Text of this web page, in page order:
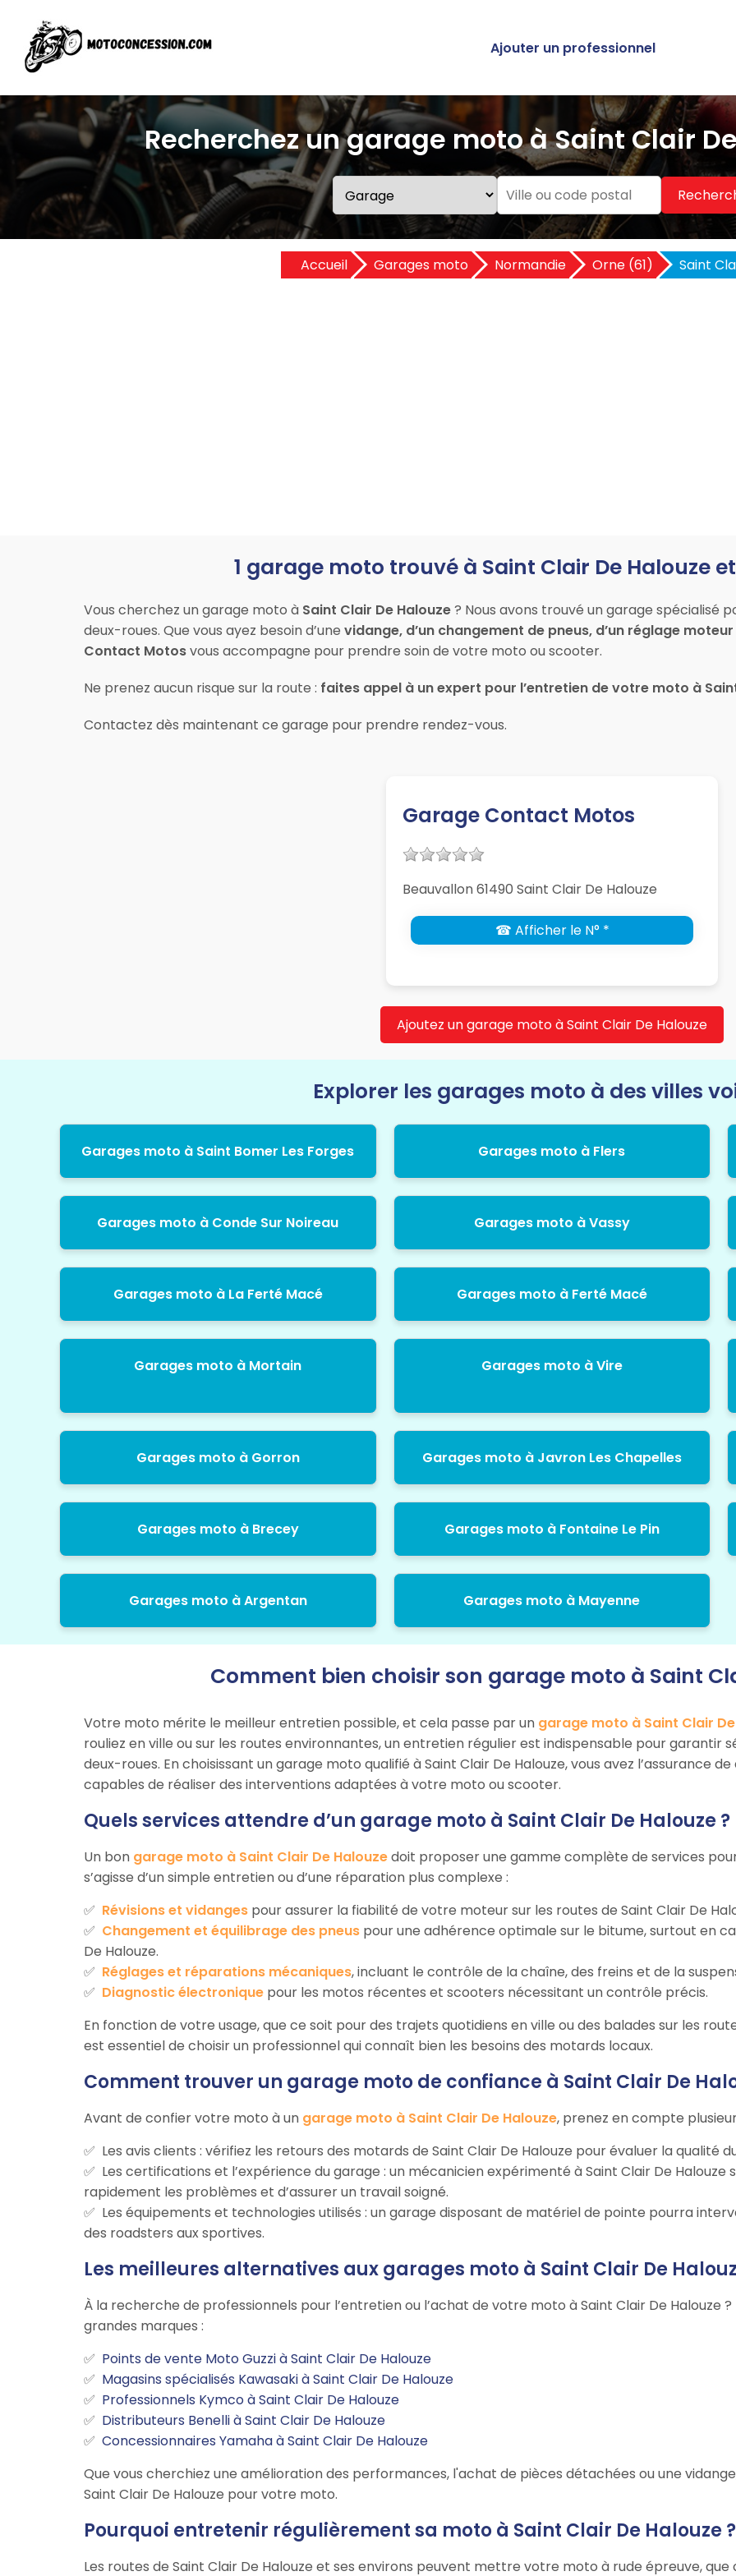
Ajouter un professionnel
Recherchez un garage moto à Saint Clair
Accueil Garages moto Normandie Orne (61) Saint
1 garage moto trouvé à Saint Clair De Halouze
Vous cherchez un garage moto à Saint Clair De Halouze? Nous avons trouvé un garage spécialisé
deux-roues. Que vous ayez besoin d’une vidange, d’un changement de pneus, d’un réglage
Contact Motosvous accompagne pour prendre soin de votre moto ou scooter.
Ne prenez aucun risque sur la route : faites appel à un expert pour l’entretien de votre moto à
Contactez dès maintenant ce garage pour prendre rendez-vous.
Garage Contact Motos
Beauvallon 61490 Saint Clair De Halouze
☎ Afficher le N° *
Ajoutez un garage moto à Saint Clair De Halouze
Explorer les garages moto à des villes
Garages moto à Saint Bomer Les Forges Garages moto à Flers
Garages moto à Conde Sur Noireau Garages moto à Vassy
Garages moto à La Ferté Macé Garages moto à Ferté Macé
Garages moto à Mortain Garages moto à Vire
Garages moto à Gorron Garages moto à Javron Les Chapelles
Garages moto à Brecey Garages moto à Fontaine Le Pin
Garages moto à Argentan Garages moto à Mayenne
Comment bien choisir son garage moto à Saint
Votre moto mérite le meilleur entretien possible, et cela passe par un garage moto à Saint Clair
rouliez en ville ou sur les routes environnantes, un entretien régulier est indispensable pour
deux-roues. En choisissant un garage moto qualifié à Saint Clair De Halouze, vous avez l’assurance
capables de réaliser des interventions adaptées à votre moto ou scooter.
Quels services attendre d’un garage moto à Saint Clair De Halouze ?
Un bon garage moto à Saint Clair De Halouzedoit proposer une gamme complète de services
s’agisse d’un simple entretien ou d’une réparation plus complexe :
Révisions et vidanges pour assurer la fiabilité de votre moteur sur les routes de Saint Clair De
Changement et équilibrage des pneus pour une adhérence optimale sur le bitume, surtout en
De Halouze.
Réglages et réparations mécaniques, incluant le contrôle de la chaîne, des freins et de la
Diagnostic électronique pour les motos récentes et scooters nécessitant un contrôle précis.
En fonction de votre usage, que ce soit pour des trajets quotidiens en ville ou des balades sur les
est essentiel de choisir un professionnel qui connaît bien les besoins des motards locaux.
Comment trouver un garage moto de confiance à Saint Clair De
Avant de confier votre moto à un garage moto à Saint Clair De Halouze, prenez en compte
Les avis clients : vérifiez les retours des motards de Saint Clair De Halouze pour évaluer la qualité
Les certifications et l’expérience du garage : un mécanicien expérimenté à Saint Clair De
rapidement les problèmes et d’assurer un travail soigné.
Les équipements et technologies utilisés : un garage disposant de matériel de pointe pourra
des roadsters aux sportives.
Les meilleures alternatives aux garages moto à Saint Clair De
À la recherche de professionnels pour l’entretien ou l’achat de votre moto à Saint Clair De Halouze
grandes marques :
Points de vente Moto Guzzi à Saint Clair De Halouze
Magasins spécialisés Kawasaki à Saint Clair De Halouze
Professionnels Kymco à Saint Clair De Halouze
Distributeurs Benelli à Saint Clair De Halouze
Concessionnaires Yamaha à Saint Clair De Halouze
Que vous cherchiez une amélioration des performances, l'achat de pièces détachées ou une
Saint Clair De Halouze pour votre moto.
Pourquoi entretenir régulièrement sa moto à Saint Clair De Halouze ?
Les routes de Saint Clair De Halouze et ses environs peuvent mettre votre moto à rude épreuve,